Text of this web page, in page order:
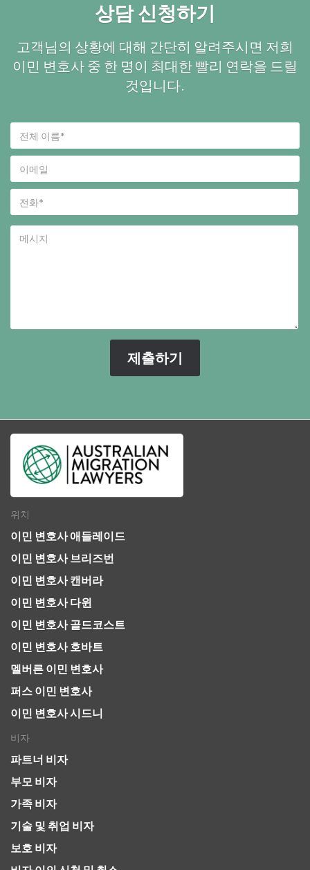
상담 신청하기
고객님의 상황에 대해 간단히 알려주시면 저희
이민 변호사 중 한 명이 최대한 빨리 연락을 드릴
것입니다.
위치
이민 변호사 애들레이드
이민 변호사 브리즈번
이민 변호사 캔버라
이민 변호사 다윈
이민 변호사 골드코스트
이민 변호사 호바트
멜버른 이민 변호사
퍼스 이민 변호사
이민 변호사 시드니
비자
파트너 비자
부모 비자
가족 비자
기술 및 취업 비자
보호 비자